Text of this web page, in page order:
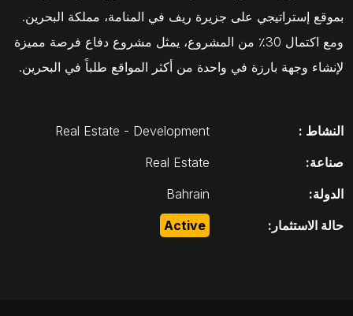
بموقع إستراتيجي على جزيرة ريف في المنامة، مملكة البحرين.
ومع اكتمال 30٪ من المشروع، يمثل مشروع دفاع فرصة مميزة
لإنشاء وجهة بارزة في واحدة من أكثر المواقع طلباً في البحرين.
النشاط :
Real Estate - Development
صناعة:
Real Estate
الدولة:
Bahrain
حالة الاستثمار:
Active